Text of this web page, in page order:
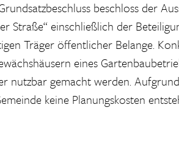
beschloss der
Straße“ einschließlich der
Träger öffentlicher Belange.
eines
nutzbar gemacht werden.
keine Planungskosten